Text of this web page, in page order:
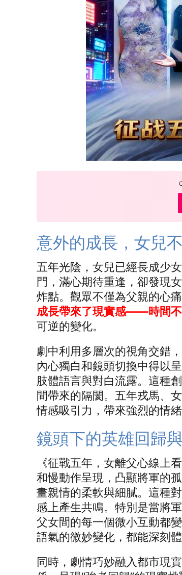
意外的成長，女兒
五年光陰，女兒已經長成少
門，滿心期待重逢，卻發現
炸點。觀眾不僅為父親的心
成長帶來了現實感——時間
可逆的變化。
劇中利用多層次的視角交錯
內心獨白和鏡頭切換中得以
肢體語言與對白流露。這種
間帶來的隔閡。五年戎馬、
情感吸引力，帶來強烈的情
鏡頭下的英雄回歸
《征戰五年，女離父心線上
和慢動作呈現，凸顯將軍的
畫親情的柔軟與細膩。這種
感上產生共鳴。特別是當將
父女間的每一個微小互動都
語氣的微妙變化，都能深刻
同時，劇情巧妙融入都市現